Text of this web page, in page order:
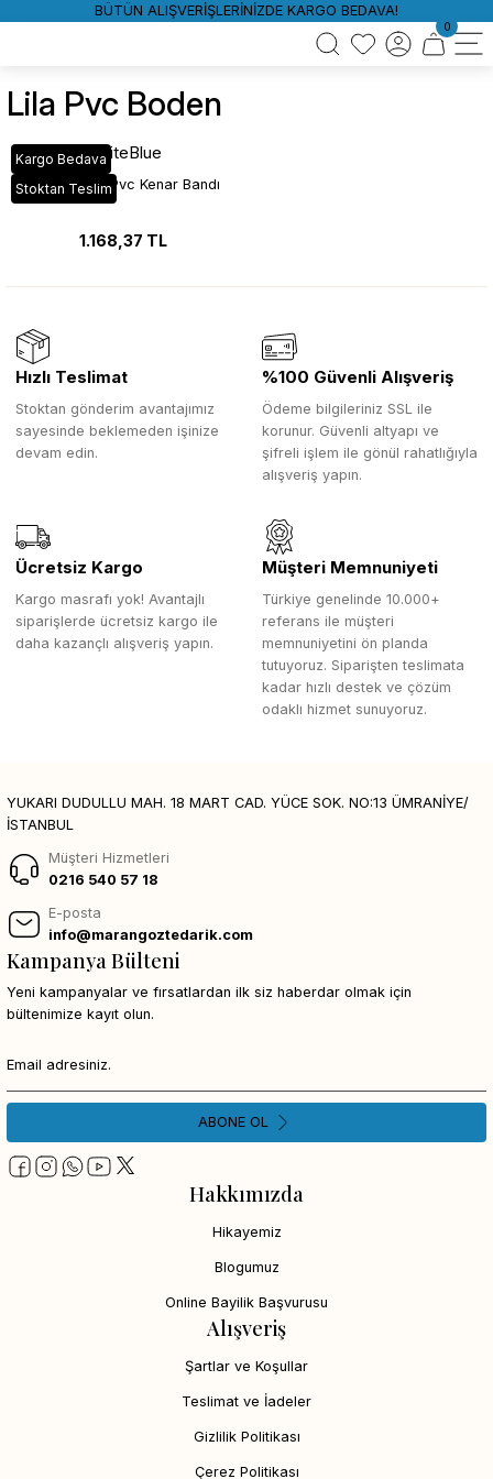
BÜTÜN ALIŞVERİŞLERİNİZDE KARGO BEDAVA!
0
Lila Pvc Boden
Kargo Bedava
Stoktan Teslim
WhiteBlue
VT_024 Lila Pvc Kenar Bandı
1.168,37 TL
Hızlı Teslimat
Stoktan gönderim avantajımız
sayesinde beklemeden işinize
devam edin.
%100 Güvenli Alışveriş
Ödeme bilgileriniz SSL ile
korunur. Güvenli altyapı ve
şifreli işlem ile gönül rahatlığıyla
alışveriş yapın.
Ücretsiz Kargo
Kargo masrafı yok! Avantajlı
siparişlerde ücretsiz kargo ile
daha kazançlı alışveriş yapın.
Müşteri Memnuniyeti
Türkiye genelinde 10.000+
referans ile müşteri
memnuniyetini ön planda
tutuyoruz. Siparişten teslimata
kadar hızlı destek ve çözüm
odaklı hizmet sunuyoruz.
YUKARI DUDULLU MAH. 18 MART CAD. YÜCE SOK. NO:13 ÜMRANİYE/
İSTANBUL
Müşteri Hizmetleri
0216 540 57 18
E-posta
info@marangoztedarik.com
Hakkımızda
Hikayemiz
Blogumuz
Online Bayilik Başvurusu
Alışveriş
Şartlar ve Koşullar
Teslimat ve İadeler
Gizlilik Politikası
Çerez Politikası
Kampanya Bülteni
Yeni kampanyalar ve fırsatlardan ilk siz haberdar olmak için
bültenimize kayıt olun.
ABONE OL